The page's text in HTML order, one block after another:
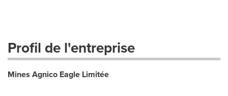
Profil de l'entreprise
Mines Agnico Eagle Limitée